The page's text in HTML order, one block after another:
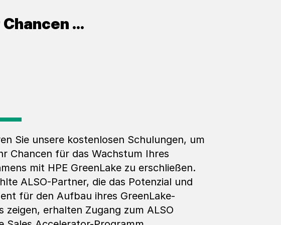
...
Sie unsere kostenlosen Schulungen, um
Chancen für das Wachstum Ihres
mit HPE GreenLake zu erschließen.
ALSO-Partner, die das Potenzial und
für den Aufbau ihres GreenLake-
zeigen, erhalten Zugang zum ALSO